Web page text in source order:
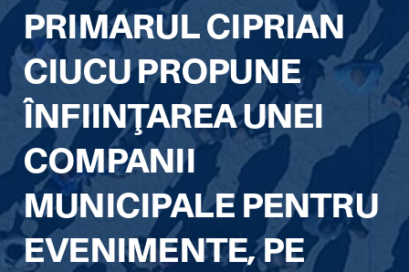
PRIMARUL CIPRIAN
CIUCU PROPUNE
ÎNFIINŢAREA UNEI
COMPANII
MUNICIPALE PENTRU
EVENIMENTE, PE